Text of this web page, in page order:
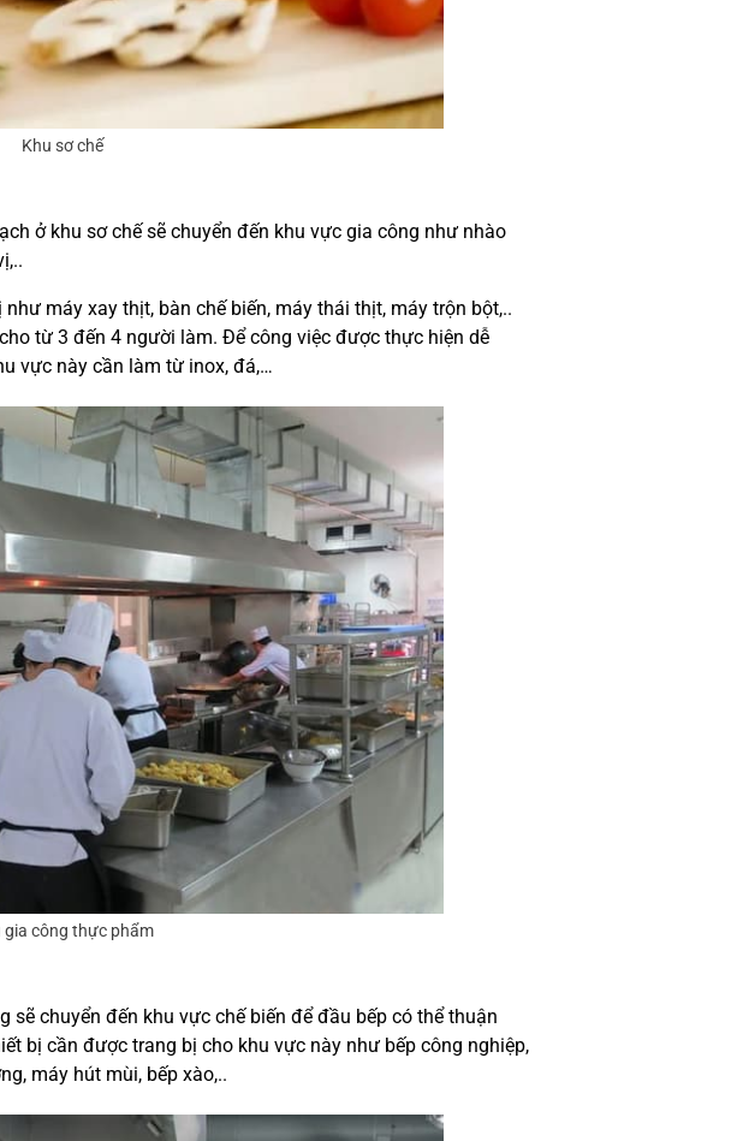
Khu sơ chế
ở khu sơ chế sẽ chuyển đến khu vực gia công như nhào
máy xay thịt, bàn chế biến, máy thái thịt, máy trộn bột,..
từ 3 đến 4 người làm. Để công việc được thực hiện dễ
vực này cần làm từ inox, đá,…
gia công thực phẩm
chuyển đến khu vực chế biến để đầu bếp có thể thuận
bị cần được trang bị cho khu vực này như bếp công nghiệp,
máy hút mùi, bếp xào,..